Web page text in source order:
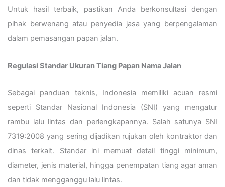
Untuk hasil terbaik, pastikan Anda berkonsultasi dengan
pihak berwenang atau penyedia jasa yang berpengalaman
dalam pemasangan papan jalan.
Regulasi Standar Ukuran Tiang Papan Nama Jalan
Sebagai panduan teknis, Indonesia memiliki acuan resmi
seperti Standar Nasional Indonesia (SNI) yang mengatur
rambu lalu lintas dan perlengkapannya. Salah satunya SNI
7319:2008 yang sering dijadikan rujukan oleh kontraktor dan
dinas terkait. Standar ini memuat detail tinggi minimum,
diameter, jenis material, hingga penempatan tiang agar aman
dan tidak mengganggu lalu lintas.